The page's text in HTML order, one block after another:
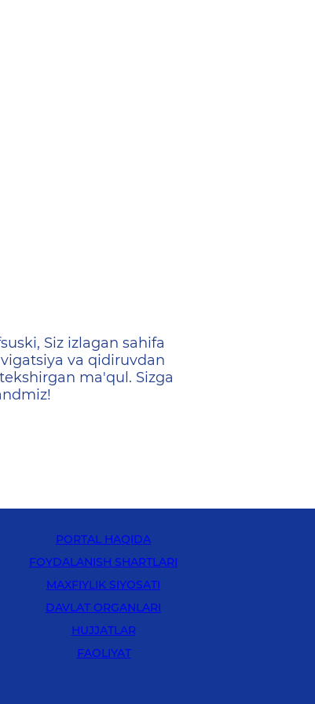
Siz izlagan sahifa
va qidiruvdan
ma'qul. Sizga
PORTAL HAQIDA
FOYDALANISH SHARTLARI
MAXFIYLIK SIYOSATI
DAVLAT ORGANLARI
HUJJATLAR
FAOLIYAT